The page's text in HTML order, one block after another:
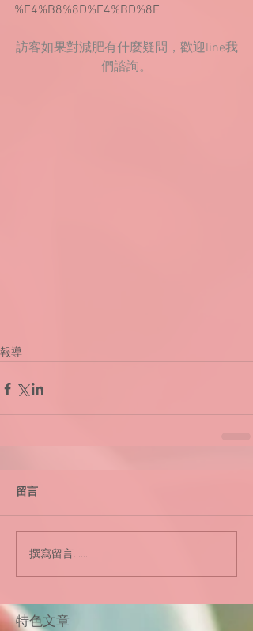
%E4%B8%8D%E4%BD%8F
訪客如果對減肥有什麼疑問，歡迎line我
們諮詢。
報導
留言
撰寫留言......
​特色文章